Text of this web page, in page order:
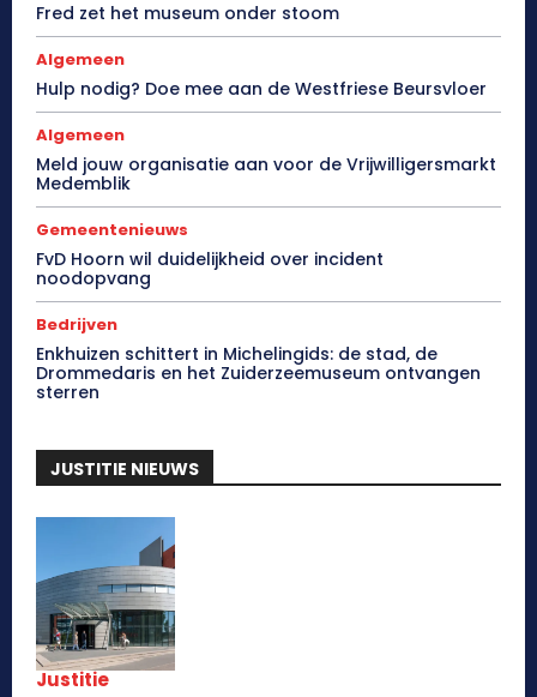
Fred zet het museum onder stoom
Algemeen
Hulp nodig? Doe mee aan de Westfriese Beursvloer
Algemeen
Meld jouw organisatie aan voor de Vrijwilligersmarkt
Medemblik
Gemeentenieuws
FvD Hoorn wil duidelijkheid over incident
noodopvang
Bedrijven
Enkhuizen schittert in Michelingids: de stad, de
Drommedaris en het Zuiderzeemuseum ontvangen
sterren
JUSTITIE NIEUWS
Justitie